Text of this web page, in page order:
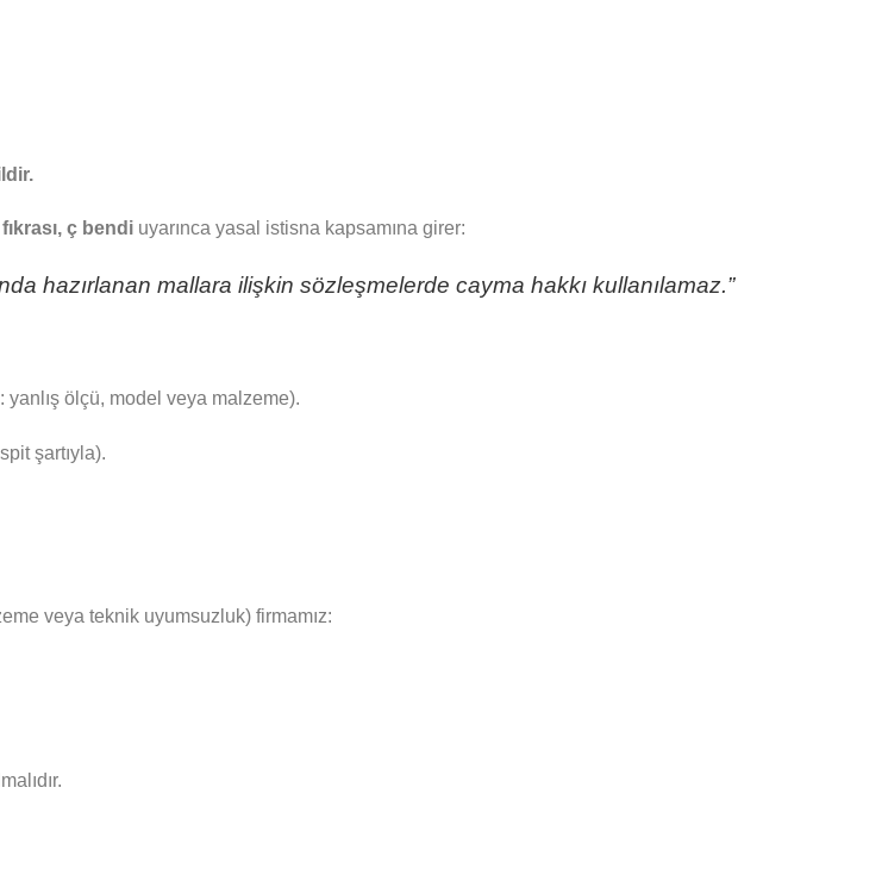
ç bendiuyarınca yasal istisna kapsamına girer:
hazırlanan mallara ilişkin sözleşmelerde cayma hakkı kullanılamaz.”
ölçü, model veya malzeme).
şartıyla).
veya teknik uyumsuzluk) firmamız: